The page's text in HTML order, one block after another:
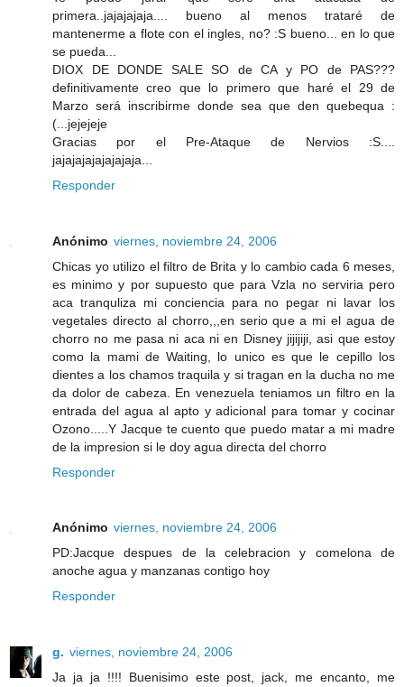
primera..jajajajaja.... bueno al menos trataré de
mantenerme a flote con el ingles, no? :S bueno... en lo que
se pueda...
DIOX DE DONDE SALE SO de CA y PO de PAS???
definitivamente creo que lo primero que haré el 29 de
Marzo será inscribirme donde sea que den quebequa :
(...jejejeje
Gracias por el Pre-Ataque de Nervios :S....
jajajajajajajajaja...
Responder
Anónimo viernes, noviembre 24, 2006
Chicas yo utilizo el filtro de Brita y lo cambio cada 6 meses,
es minimo y por supuesto que para Vzla no serviria pero
aca tranquliza mi conciencia para no pegar ni lavar los
vegetales directo al chorro,,,en serio que a mi el agua de
chorro no me pasa ni aca ni en Disney jijijiji, asi que estoy
como la mami de Waiting, lo unico es que le cepillo los
dientes a los chamos traquila y si tragan en la ducha no me
da dolor de cabeza. En venezuela teniamos un filtro en la
entrada del agua al apto y adicional para tomar y cocinar
Ozono.....Y Jacque te cuento que puedo matar a mi madre
de la impresion si le doy agua directa del chorro
Responder
Anónimo viernes, noviembre 24, 2006
PD:Jacque despues de la celebracion y comelona de
anoche agua y manzanas contigo hoy
Responder
g. viernes, noviembre 24, 2006
Ja ja ja !!!! Buenisimo este post, jack, me encanto, me